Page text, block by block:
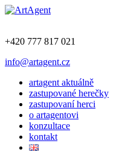
+420 777 817 021
info@artagent.cz
artagent aktuálně
zastupované herečky
zastupovaní herci
o artagentovi
konzultace
kontakt